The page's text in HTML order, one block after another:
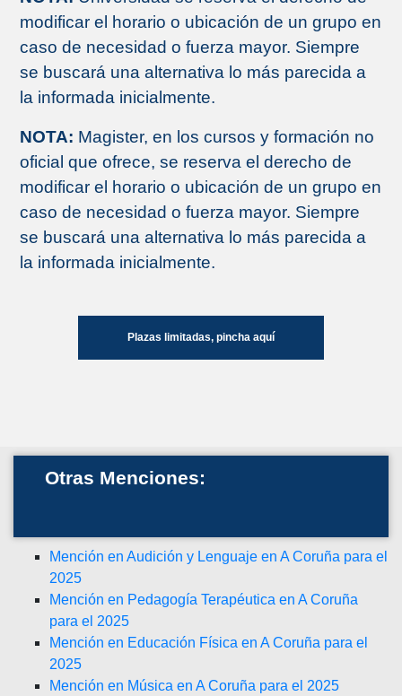
modificar el horario o ubicación de un grupo en
caso de necesidad o fuerza mayor. Siempre
se buscará una alternativa lo más parecida a
la informada inicialmente.
NOTA: Magister, en los cursos y formación no
oficial que ofrece, se reserva el derecho de
modificar el horario o ubicación de un grupo en
caso de necesidad o fuerza mayor. Siempre
se buscará una alternativa lo más parecida a
la informada inicialmente.
Plazas limitadas, pincha aquí
Otras Menciones:
Mención en Audición y Lenguaje en A Coruña para el
2025
Mención en Pedagogía Terapéutica en A Coruña
para el 2025
Mención en Educación Física en A Coruña para el
2025
Mención en Música en A Coruña para el 2025